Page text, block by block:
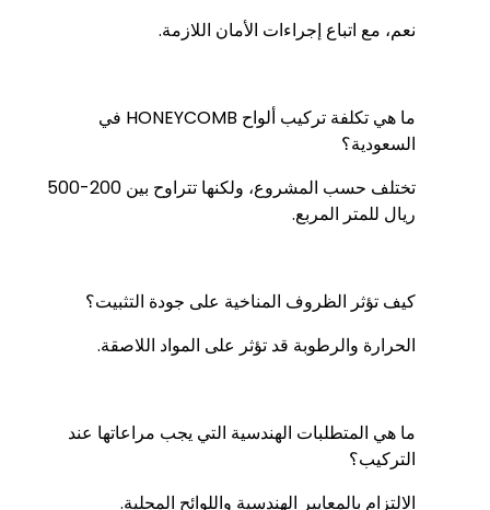
نعم، مع اتباع إجراءات الأمان اللازمة.
ما هي تكلفة تركيب ألواح HONEYCOMB في
السعودية؟
تختلف حسب المشروع، ولكنها تتراوح بين 200-500
ريال للمتر المربع.
كيف تؤثر الظروف المناخية على جودة التثبيت؟
الحرارة والرطوبة قد تؤثر على المواد اللاصقة.
ما هي المتطلبات الهندسية التي يجب مراعاتها عند
التركيب؟
الالتزام بالمعايير الهندسية واللوائح المحلية.